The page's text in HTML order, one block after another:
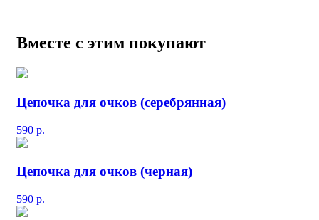
Вместе с этим покупают
Цепочка для очков (серебрянная)
590 р.
Цепочка для очков (черная)
590 р.